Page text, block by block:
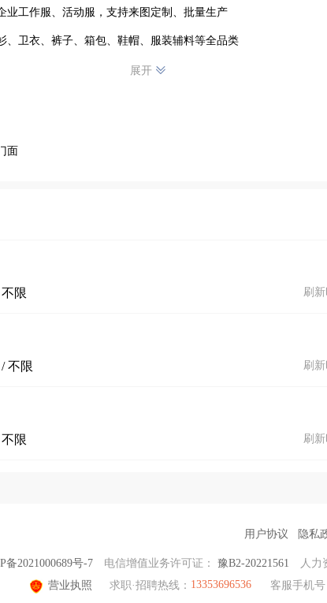
业工作服、活动服，支持来图定制、批量生产
、卫衣、裤子、箱包、鞋帽、服装辅料等全品类
展开
面
限 刷
不限 刷
限 刷
用户协议 隐私
备2021000689号-7 电信增值业务许可证： 豫B2-20221561 人力
营业执照
求职·招聘热线： 13353696536 客服手机号